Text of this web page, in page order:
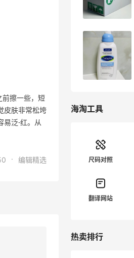
前擦一些，短
皮肤非常松垮
易泛-红。从
· 编辑精选
海淘工具
尺码对照
翻译网站
热卖排行